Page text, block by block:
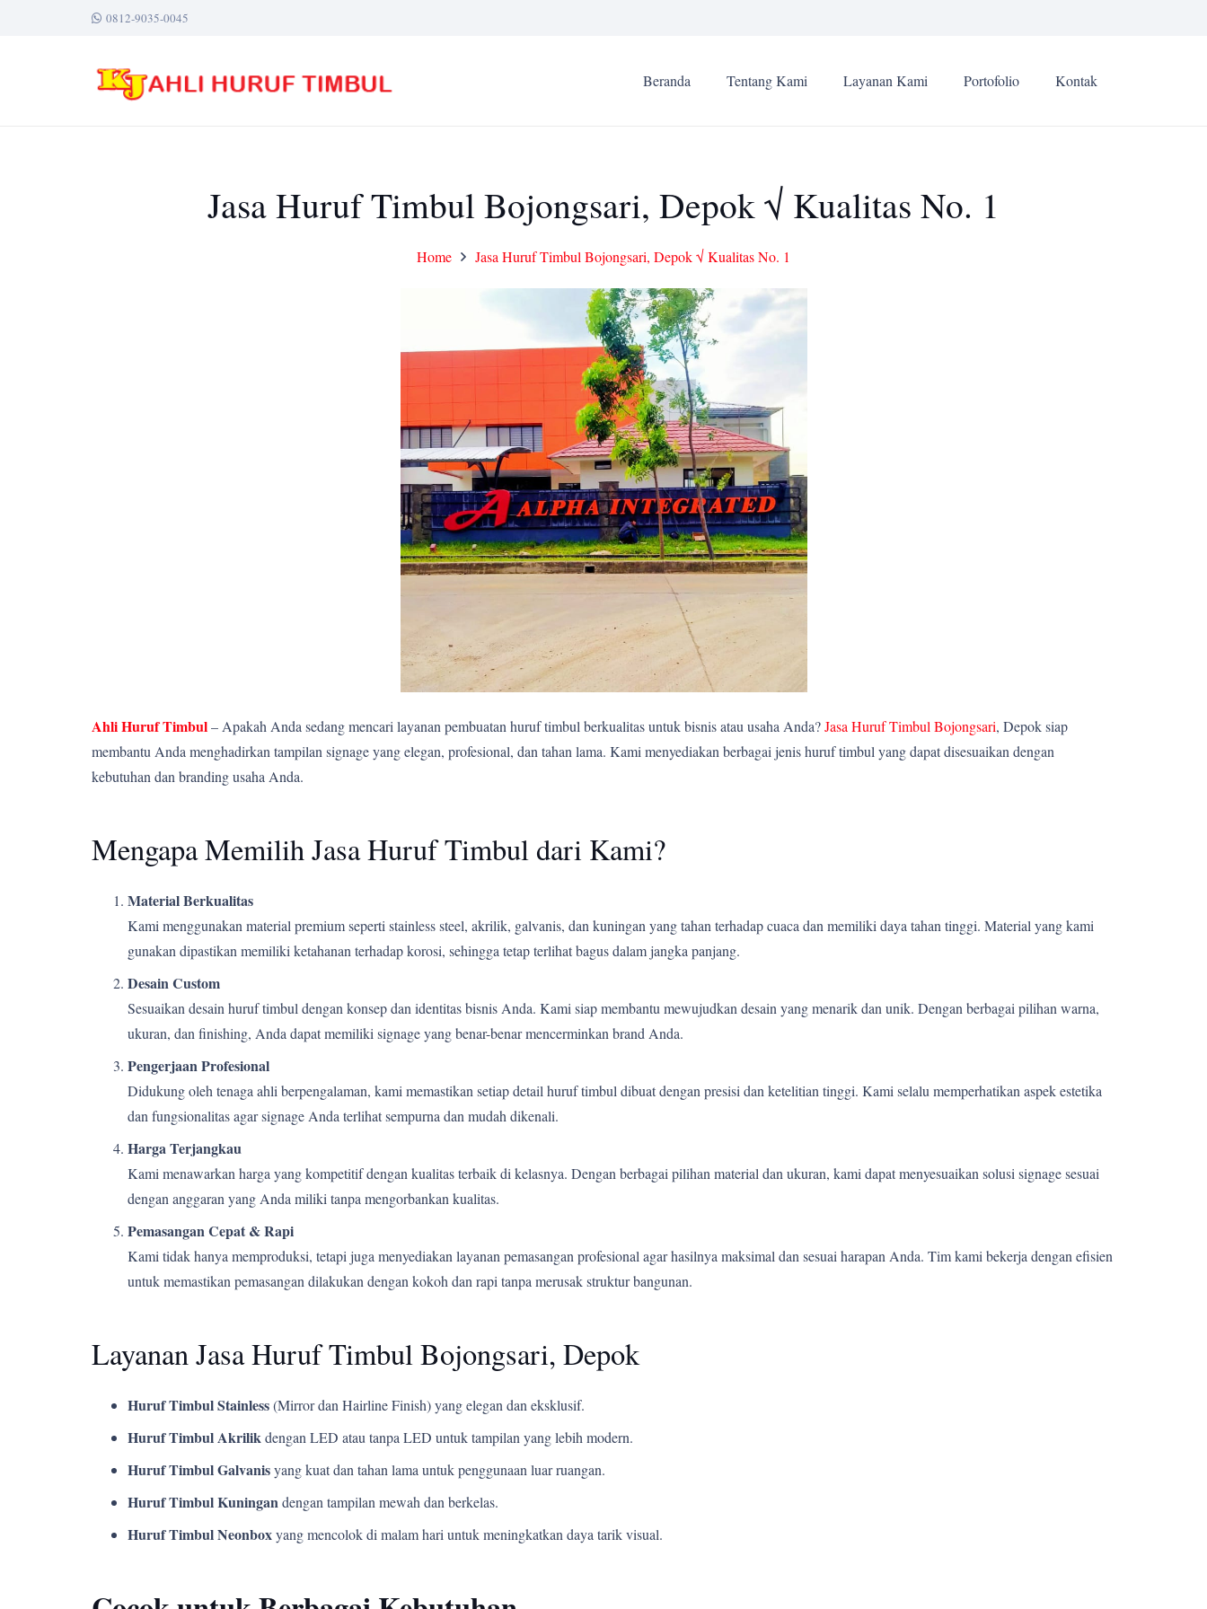
0812-9035-0045
Beranda Tentang Kami Layanan Kami Portofolio Kontak
Jasa Huruf Timbul Bojongsari, Depok √ Kualitas No. 1
Home Jasa Huruf Timbul Bojongsari, Depok √ Kualitas No. 1
Ahli Huruf Timbul– Apakah Anda sedang mencari layanan pembuatan huruf timbul berkualitas untuk bisnis atau usaha Anda?Jasa Huruf Timbul Bojongsari, Depok siap
membantu Anda menghadirkan tampilan signage yang elegan, profesional, dan tahan lama. Kami menyediakan berbagai jenis huruf timbul yang dapat disesuaikan dengan
kebutuhan dan branding usaha Anda.
Mengapa Memilih Jasa Huruf Timbul dari Kami?
Material Berkualitas
Kami menggunakan material premium seperti stainless steel, akrilik, galvanis, dan kuningan yang tahan terhadap cuaca dan memiliki daya tahan tinggi. Material yang kami
gunakan dipastikan memiliki ketahanan terhadap korosi, sehingga tetap terlihat bagus dalam jangka panjang.
Desain Custom
Sesuaikan desain huruf timbul dengan konsep dan identitas bisnis Anda. Kami siap membantu mewujudkan desain yang menarik dan unik. Dengan berbagai pilihan warna,
ukuran, dan finishing, Anda dapat memiliki signage yang benar-benar mencerminkan brand Anda.
Pengerjaan Profesional
Didukung oleh tenaga ahli berpengalaman, kami memastikan setiap detail huruf timbul dibuat dengan presisi dan ketelitian tinggi. Kami selalu memperhatikan aspek estetika
dan fungsionalitas agar signage Anda terlihat sempurna dan mudah dikenali.
Harga Terjangkau
Kami menawarkan harga yang kompetitif dengan kualitas terbaik di kelasnya. Dengan berbagai pilihan material dan ukuran, kami dapat menyesuaikan solusi signage sesuai
dengan anggaran yang Anda miliki tanpa mengorbankan kualitas.
Pemasangan Cepat & Rapi
Kami tidak hanya memproduksi, tetapi juga menyediakan layanan pemasangan profesional agar hasilnya maksimal dan sesuai harapan Anda. Tim kami bekerja dengan efisien
untuk memastikan pemasangan dilakukan dengan kokoh dan rapi tanpa merusak struktur bangunan.
Layanan Jasa Huruf Timbul Bojongsari, Depok
Huruf Timbul Stainless(Mirror dan Hairline Finish) yang elegan dan eksklusif.
Huruf Timbul Akrilikdengan LED atau tanpa LED untuk tampilan yang lebih modern.
Huruf Timbul Galvanisyang kuat dan tahan lama untuk penggunaan luar ruangan.
Huruf Timbul Kuningandengan tampilan mewah dan berkelas.
Huruf Timbul Neonboxyang mencolok di malam hari untuk meningkatkan daya tarik visual.